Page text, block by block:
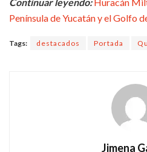
Continuar leyendo: Huracán
Península de Yucatán y el Golfo
Tags: destacados Portada
Jimena